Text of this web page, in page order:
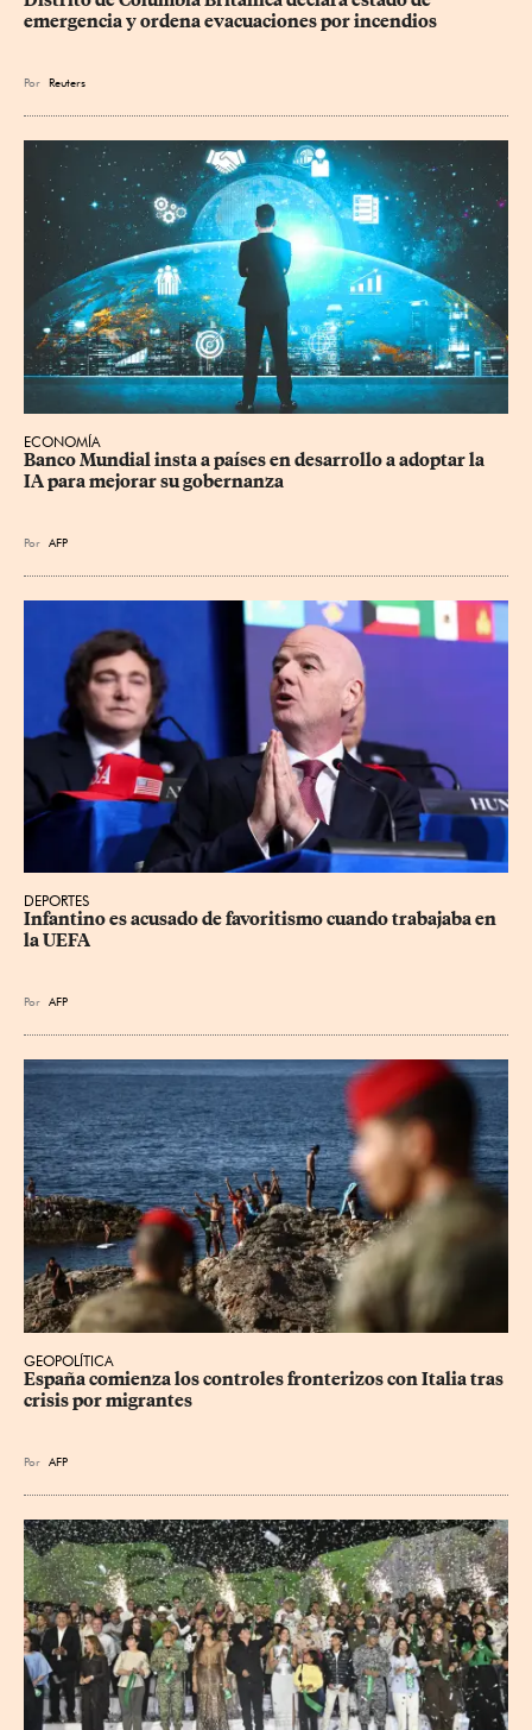
emergencia y ordena evacuaciones por incendios
Por Reuters
ECONOMÍA
Banco Mundial insta a países en desarrollo a adoptar la
IA para mejorar su gobernanza
Por AFP
DEPORTES
Infantino es acusado de favoritismo cuando trabajaba en
la UEFA
Por AFP
GEOPOLÍTICA
España comienza los controles fronterizos con Italia tras
crisis por migrantes
Por AFP